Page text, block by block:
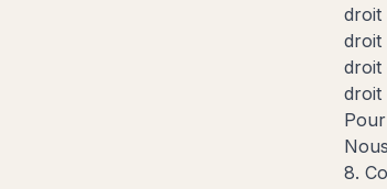
droit
droit
droit
droit
8.